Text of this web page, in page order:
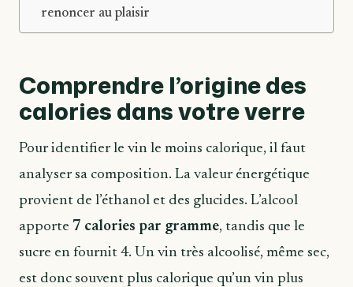
renoncer au plaisir
Comprendre l’origine des
calories dans votre verre
Pour identifier le vin le moins calorique, il faut
analyser sa composition. La valeur énergétique
provient de l’éthanol et des glucides. L’alcool
apporte 7 calories par gramme, tandis que le
sucre en fournit 4. Un vin très alcoolisé, même sec,
est donc souvent plus calorique qu’un vin plus